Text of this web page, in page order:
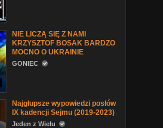
NIE LICZĄ SIĘ Z NAMI
KRZYSZTOF BOSAK BARDZO
MOCNO O UKRAINIE
GONIEC
Najgłupsze wypowiedzi posłów
IX kadencji Sejmu (2019-2023)
Jeden z Wielu